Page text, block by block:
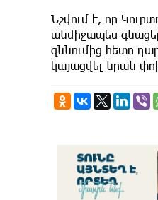
Նշվում է, որ
անմիջապես
զննումից հետո
կայացվել նրան